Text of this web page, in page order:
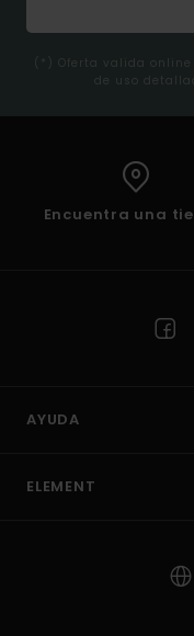
(*) Oferta valida
de uso
Encuentra una
AYUDA
ELEMENT